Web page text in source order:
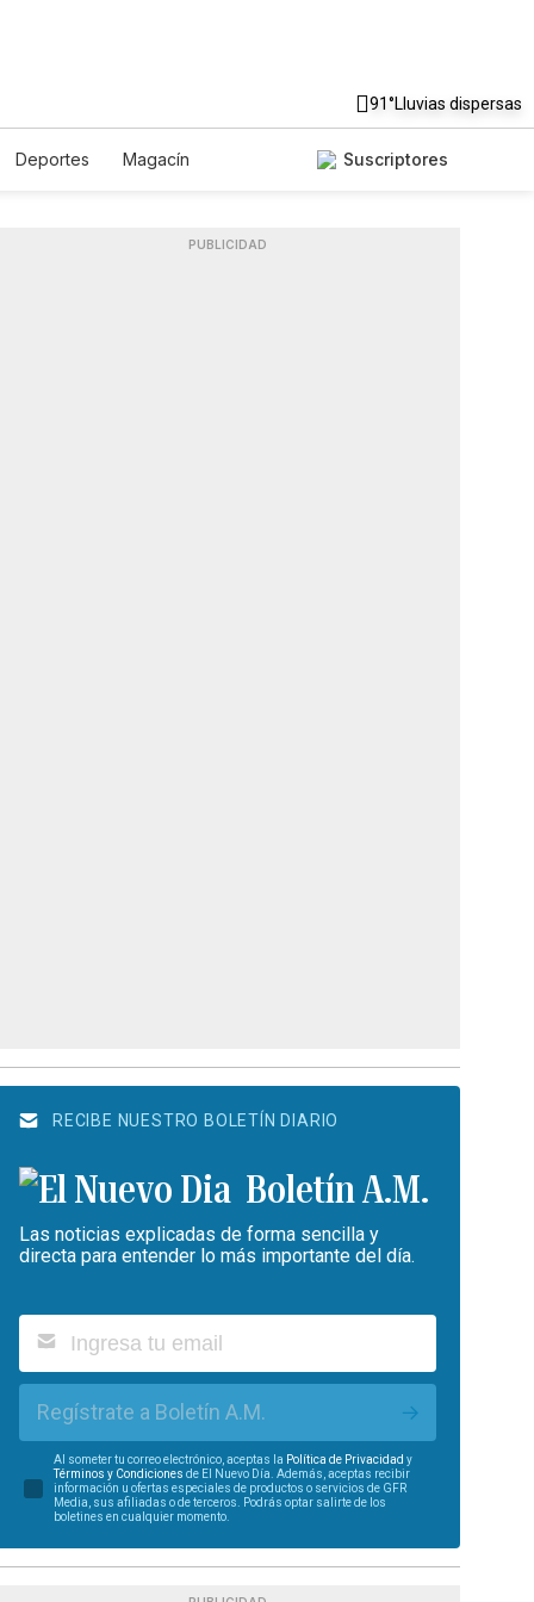
91°Lluvias dispersas
Deportes
Magacín
Suscriptores
PUBLICIDAD
RECIBE NUESTRO BOLETÍN DIARIO
Boletín A.M.
Las noticias explicadas de forma sencilla y
directa para entender lo más importante del día.
Regístrate a Boletín A.M.
Al someter tu correo electrónico, aceptas la Política de Privacidad y
Términos y Condiciones de El Nuevo Día. Además, aceptas recibir
información u ofertas especiales de productos o servicios de GFR
Media, sus afiliadas o de terceros. Podrás optar salirte de los
boletines en cualquier momento.